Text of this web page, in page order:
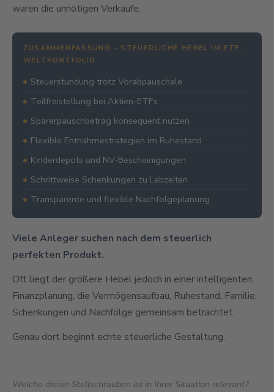
waren die unnötigen Verkäufe.
ZUSAMMENFASSUNG – STEUERLICHE HEBEL IM ETF-
WELTPORTFOLIO
Steuerstundung trotz Vorabpauschale
Teilfreistellung bei Aktien-ETFs
Sparerpauschbetrag konsequent nutzen
Flexible Entnahmestrategien im Ruhestand
Kinderdepots und NV-Bescheinigungen
Schrittweise Schenkungen zu Lebzeiten
Transparente und flexible Nachfolgeplanung
Viele Anleger suchen nach dem steuerlich
perfekten Produkt.
Oft liegt der größere Hebel jedoch in einer intelligenten
Finanzplanung, die Vermögensaufbau, Ruhestand, Familie,
Schenkungen und Nachfolge gemeinsam betrachtet.
Genau dort beginnt echte steuerliche Gestaltung.
Welche dieser Stellschrauben ist in Ihrer Situation relevant?